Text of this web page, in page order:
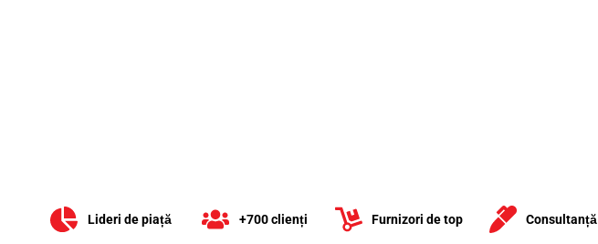
Lideri de piață +700 clienți Furnizori de top Consultanță